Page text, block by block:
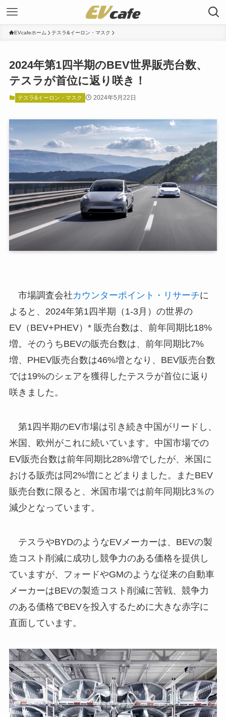
EVcafeホーム テスラ&イーロン・マスク
2024年第1四半期のBEV世界販売台数、
テスラが首位に返り咲き！
テスラ&イーロン・マスク 2024年5月22日
市場調査会社カウンターポイント・リサーチに
よると、2024年第1四半期（1-3月）の世界の
EV（BEV+PHEV）* 販売台数は、前年同期比18%
増。そのうちBEVの販売台数は、前年同期比7%
増、PHEV販売台数は46%増となり、BEV販売台数
では19%のシェアを獲得したテスラが首位に返り
咲きました。
第1四半期のEV市場は引き続き中国がリードし、
米国、欧州がこれに続いています。中国市場での
EV販売台数は前年同期比28%増でしたが、米国に
おける販売は同2%増にとどまりました。またBEV
販売台数に限ると、米国市場では前年同期比3％の
減少となっています。
テスラやBYDのようなEVメーカーは、BEVの製
造コスト削減に成功し競争力のある価格を提供し
ていますが、フォードやGMのような従来の自動車
メーカーはBEVの製造コスト削減に苦戦、競争力
のある価格でBEVを投入するために大きな赤字に
直面しています。